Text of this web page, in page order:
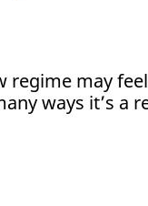
regime may
ways it’s a